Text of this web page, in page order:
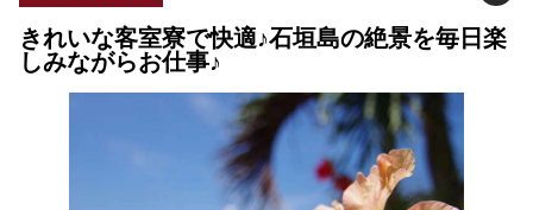
会員登録
LINEでログイン
0120-932-959
【TEL受付】9:30～18:00 土日・祝日定休
きれいな客室寮で快適♪石垣島の絶景を毎日楽
しみながらお仕事♪